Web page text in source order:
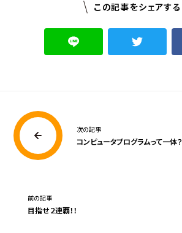
この記事をシェアする
次の記事
コンピュータプログラムって一体？
前の記事
目指せ２連覇！！